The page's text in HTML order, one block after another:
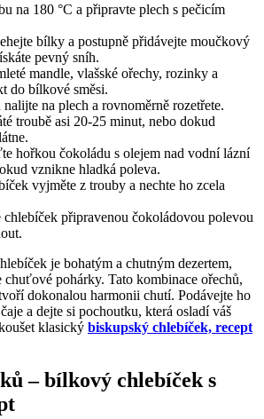
na 180 °C a připravte plech s pečicím
bílky a postupně přidávejte moučkový
pevný sníh.
mandle, vlašské ořechy, rozinky a
do bílkové směsi.
na plech a rovnoměrně rozetřete.
troubě asi 20-25 minut, nebo dokud
hořkou čokoládu s olejem nad vodní lázní
vznikne hladká poleva.
vyjměte z trouby a nechte ho zcela
chlebíček připravenou čokoládovou polevou
je bohatým a chutným dezertem,
chuťové pohárky. Tato kombinace ořechů,
dokonalou harmonii chutí. Podávejte ho
a dejte si pochoutku, která osladí váš
klasický biskupský chlebíček, recept
– bílkový chlebíček s